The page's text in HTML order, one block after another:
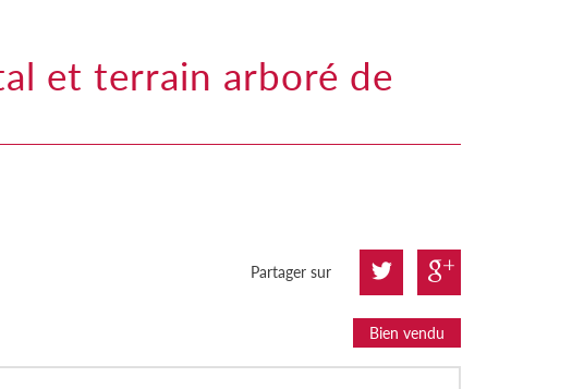
Partager sur
Bien vendu